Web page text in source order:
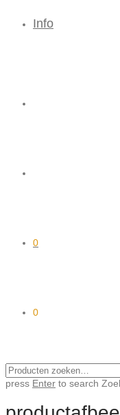
Info
0
0
press Enter to search